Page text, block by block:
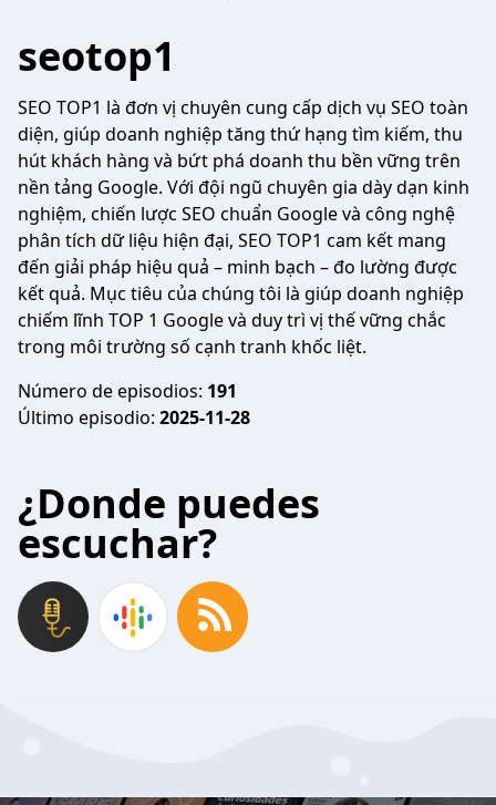
seotop1
SEO TOP1 là đơn vị chuyên cung cấp dịch vụ SEO toàn
diện, giúp doanh nghiệp tăng thứ hạng tìm kiếm, thu
hút khách hàng và bứt phá doanh thu bền vững trên
nền tảng Google. Với đội ngũ chuyên gia dày dạn kinh
nghiệm, chiến lược SEO chuẩn Google và công nghệ
phân tích dữ liệu hiện đại, SEO TOP1 cam kết mang
đến giải pháp hiệu quả – minh bạch – đo lường được
kết quả. Mục tiêu của chúng tôi là giúp doanh nghiệp
chiếm lĩnh TOP 1 Google và duy trì vị thế vững chắc
trong môi trường số cạnh tranh khốc liệt.
Número de episodios: 191
Último episodio: 2025-11-28
¿Donde puedes
escuchar?